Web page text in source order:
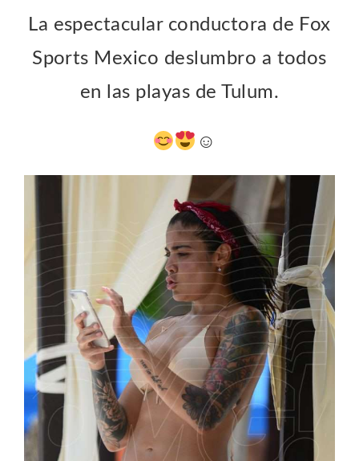
La espectacular conductora de Fox
Sports Mexico deslumbro a todos
en las playas de Tulum.
☺